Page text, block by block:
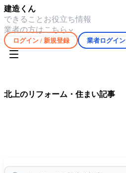
建造くん
できること お役立ち情報
業者の方はこちら
ログイン / 新規登録 業者ログイン
北上のリフォーム・住まい記事